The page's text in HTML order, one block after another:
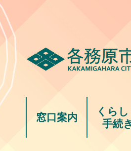
窓口案内
くらし
手続